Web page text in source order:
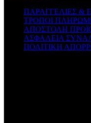
ΠΑΡΑΓΓΕΛΙΕΣ &
ΤΡΟΠΟΙ
ΑΠΟΣΤΟΛΗ
ΑΣΦΑΛΕΙΑ
ΠΟΛΙΤΙΚΗ